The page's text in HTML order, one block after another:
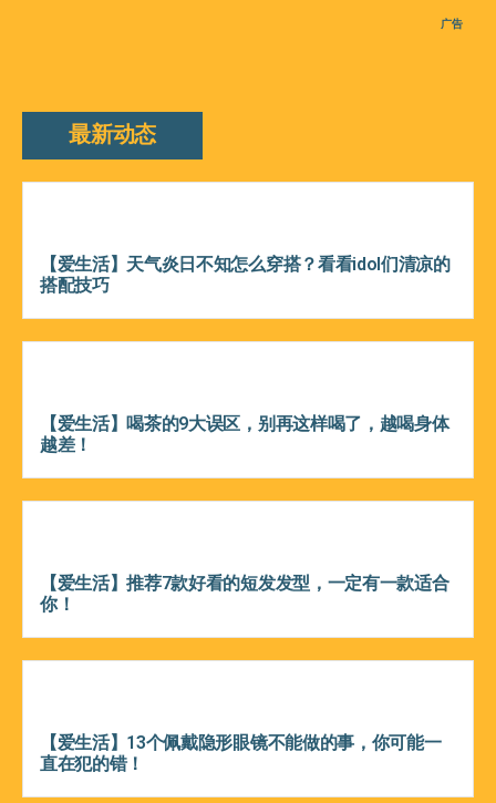
广告
最新动态
【爱生活】天气炎日不知怎么穿搭？看看idol们清凉的
搭配技巧
【爱生活】喝茶的9大误区，别再这样喝了，越喝身体
越差！
【爱生活】推荐7款好看的短发发型，一定有一款适合
你！
【爱生活】13个佩戴隐形眼镜不能做的事，你可能一
直在犯的错！